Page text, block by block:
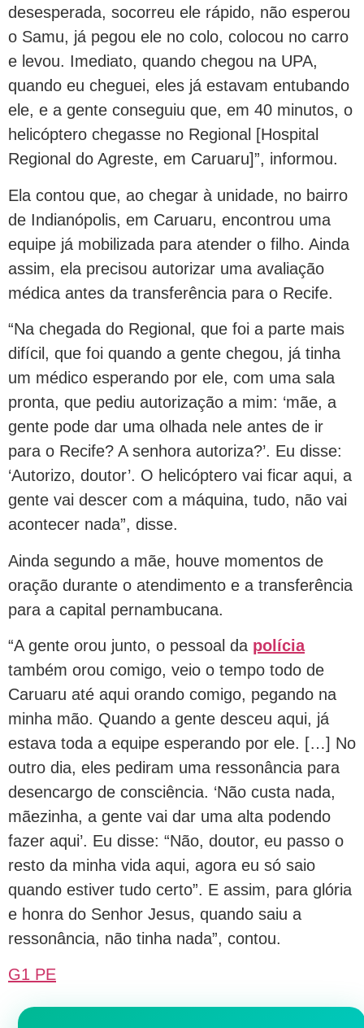
desesperada, socorreu ele rápido, não esperou
o Samu, já pegou ele no colo, colocou no carro
e levou. Imediato, quando chegou na UPA,
quando eu cheguei, eles já estavam entubando
ele, e a gente conseguiu que, em 40 minutos, o
helicóptero chegasse no Regional [Hospital
Regional do Agreste, em Caruaru]”, informou.
Ela contou que, ao chegar à unidade, no bairro
de Indianópolis, em Caruaru, encontrou uma
equipe já mobilizada para atender o filho. Ainda
assim, ela precisou autorizar uma avaliação
médica antes da transferência para o Recife.
“Na chegada do Regional, que foi a parte mais
difícil, que foi quando a gente chegou, já tinha
um médico esperando por ele, com uma sala
pronta, que pediu autorização a mim: ‘mãe, a
gente pode dar uma olhada nele antes de ir
para o Recife? A senhora autoriza?’. Eu disse:
‘Autorizo, doutor’. O helicóptero vai ficar aqui, a
gente vai descer com a máquina, tudo, não vai
acontecer nada”, disse.
Ainda segundo a mãe, houve momentos de
oração durante o atendimento e a transferência
para a capital pernambucana.
“A gente orou junto, o pessoal da polícia
também orou comigo, veio o tempo todo de
Caruaru até aqui orando comigo, pegando na
minha mão. Quando a gente desceu aqui, já
estava toda a equipe esperando por ele. […] No
outro dia, eles pediram uma ressonância para
desencargo de consciência. ‘Não custa nada,
mãezinha, a gente vai dar uma alta podendo
fazer aqui’. Eu disse: “Não, doutor, eu passo o
resto da minha vida aqui, agora eu só saio
quando estiver tudo certo”. E assim, para glória
e honra do Senhor Jesus, quando saiu a
ressonância, não tinha nada”, contou.
G1 PE